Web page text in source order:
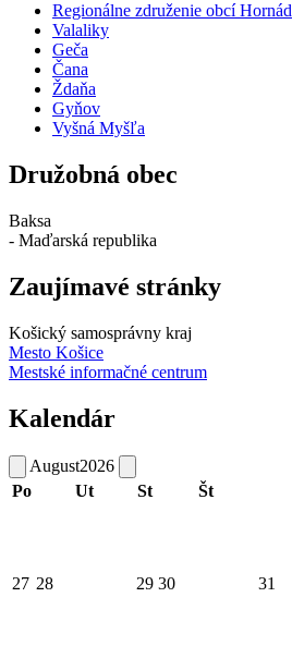
Regionálne združenie obcí Hornád
Valaliky
Geča
Čana
Ždaňa
Gyňov
Vyšná Myšľa
Družobná obec
Baksa
- Maďarská republika
Zaujímavé stránky
Košický samosprávny kraj
Mesto Košice
Mestské informačné centrum
Kalendár
August2026
Po
Ut St Št
27 28 29 30 31